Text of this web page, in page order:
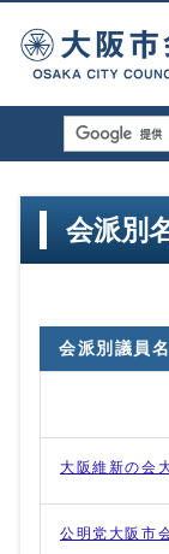
会派別
会派別議員
大阪維新の会
公明党大阪市